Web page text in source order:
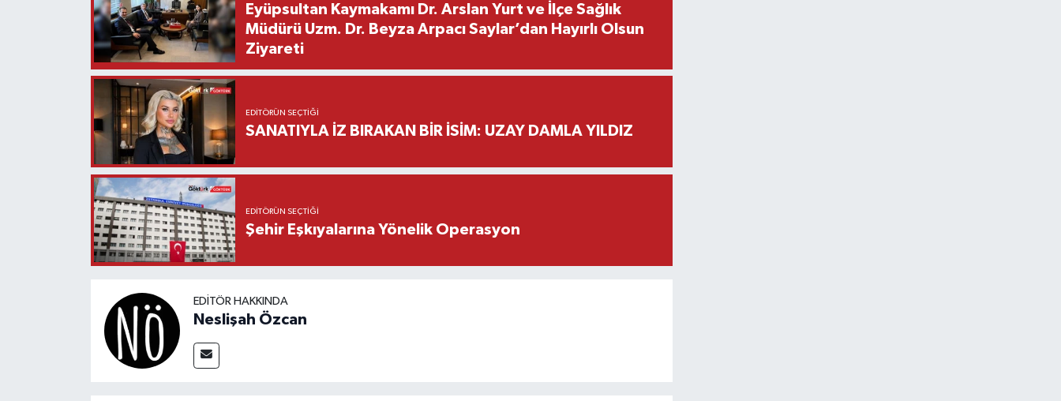
Eyüpsultan Kaymakamı Dr. Arslan Yurt ve İlçe Sağlık
Müdürü Uzm. Dr. Beyza Arpacı Saylar’dan Hayırlı Olsun
Ziyareti
EDITÖRÜN SEÇTIĞI
SANATIYLA İZ BIRAKAN BİR İSİM: UZAY DAMLA YILDIZ
EDITÖRÜN SEÇTIĞI
Şehir Eşkıyalarına Yönelik Operasyon
EDITÖR HAKKINDA
Neslişah Özcan